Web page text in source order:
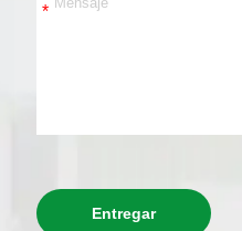
*
Entregar